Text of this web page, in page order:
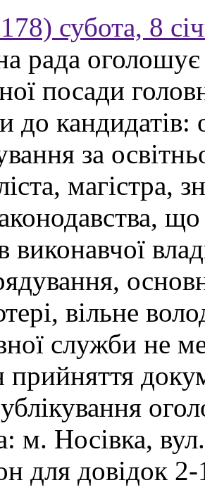
субота, 8
рада
посади
до кандидатів:
за
магістра,
виконавчої
вільне
служби не
прийняття
м. Носівка,
для довідок